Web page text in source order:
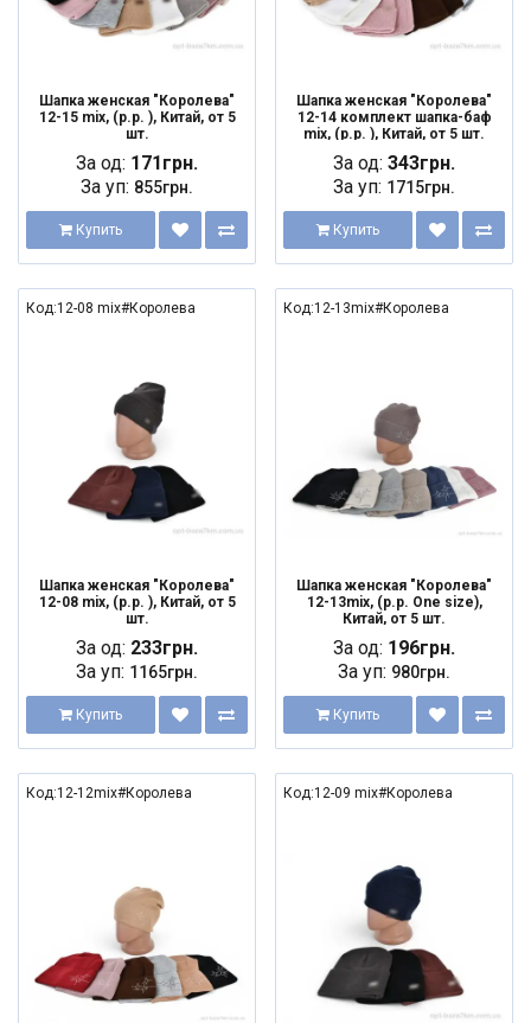
Шапка женская "Королева"
12-15 mix, (р.р. ), Китай, от 5
шт.
За од: 171грн.
За уп: 855грн.
Купить
Шапка женская "Королева"
12-14 комплект шапка-баф
mix, (р.р. ), Китай, от 5 шт.
За од: 343грн.
За уп: 1715грн.
Купить
Код:12-08 mix#Королева
Шапка женская "Королева"
12-08 mix, (р.р. ), Китай, от 5
шт.
За од: 233грн.
За уп: 1165грн.
Купить
Код:12-13mix#Королева
Шапка женская "Королева"
12-13mix, (р.р. One size),
Китай, от 5 шт.
За од: 196грн.
За уп: 980грн.
Купить
Код:12-12mix#Королева Код:12-09 mix#Королева